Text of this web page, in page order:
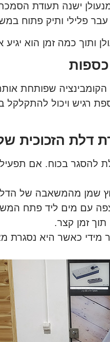
ישנה תעודת
עבר פלילי ותיק פתוח
ותוך כמה זמן הוא יגיע
כספות
שפותחת
רגיש ויכול להתקלקל
דלת הזכוכית
להסגר בכוח. אם
שמן מהמשאבה של
עם מים ליד פתח
זמן קצר.
כאשר היא נסגרת